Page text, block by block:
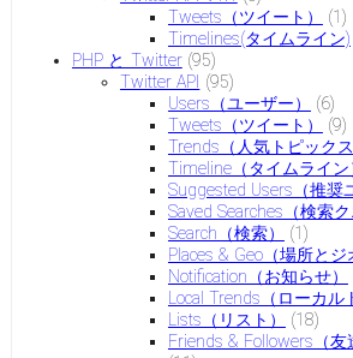
Tweets（ツイート）
(1)
Timelines(タイムライン)
PHP と Twitter(95)
Twitter API (95)
Users（ユーザー）
(6)
Tweets（ツイート）
(9)
Trends（人気トピックス
Timeline（タイムライン
Suggested Users（推奨
Saved Searches（検索ク
Search（検索）
(1)
Places & Geo（場所とジ
Notification（お知らせ）
Local Trends（ローカル
Lists（リスト）
(18)
Friends & Followers（友